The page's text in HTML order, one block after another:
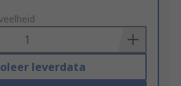
leverdata